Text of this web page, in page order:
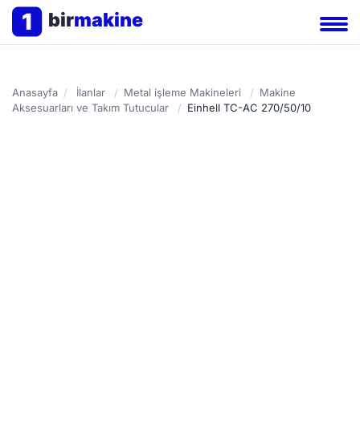
1 birmakine
Anasayfa / İlanlar / Metal işleme Makineleri / Makine
Aksesuarları ve Takım Tutucular
/ Einhell TC-AC 270/50/10